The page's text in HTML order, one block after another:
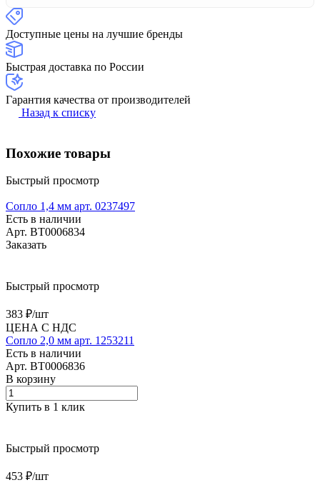
Доступные цены на лучшие бренды
Быстрая доставка по России
Гарантия качества от производителей
Назад к списку
Похожие товары
Быстрый просмотр
Сопло 1,4 мм арт. 0237497
Есть в наличии
Арт. BT0006834
Заказать
Быстрый просмотр
383 ₽/шт
ЦЕНА С НДС
Сопло 2,0 мм арт. 1253211
Есть в наличии
Арт. BT0006836
В корзину
Купить в 1 клик
Быстрый просмотр
453 ₽/шт